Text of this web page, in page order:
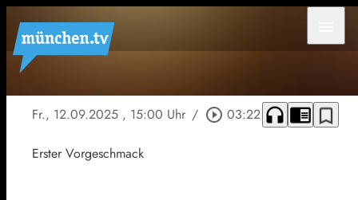
Fr., 12.09.2025 , 15:00 Uhr / play_circle_outline 03:22 headphones chrome_reader_mode bookmark_border
Erster Vorgeschmack